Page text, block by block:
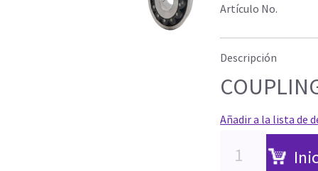
Artículo No.
Descripción
Añadir a la lista de